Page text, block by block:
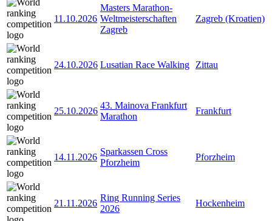
11.10.2026
Masters Marathon-
Weltmeisterschaften
Zagreb
Zagreb (Kroatien)
24.10.2026 Lusatian Race Walking Zittau
25.10.2026
43. Mainova Frankfurt
Marathon
Frankfurt
14.11.2026
Sparkassen Cross
Pforzheim
Pforzheim
21.11.2026
Ring Running Series
2026
Hockenheim